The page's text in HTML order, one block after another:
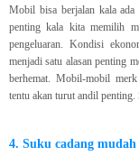
Mobil bisa berjalan kala ada
penting kala kita memilih
pengeluaran. Kondisi
menjadi satu alasan penting
berhemat. Mobil-mobil merk
tentu akan turut andil penting.
4. Suku cadang